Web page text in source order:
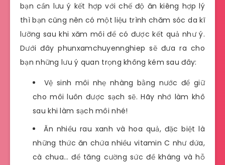
bạn cần lưu ý kết hợp với chế độ ăn kiêng hợp lý
thì bạn cũng nên có một liệu trình chăm sóc da kĩ
lưỡng sau khi xăm môi để có được kết quả như ý.
Dưới đây phunxamchuyennghiep sẽ đưa ra cho
bạn những lưu ý quan trọng không kém sau đây:
Vệ sinh môi nhẹ nhàng bằng nước để giữ
cho môi luôn được sạch sẽ. Hãy nhớ làm khô
sau khi làm sạch môi nhé!
Ăn nhiều rau xanh và hoa quả, đặc biệt là
những thức ăn chứa nhiều vitamin C như dứa,
cà chua… để tăng cường sức đề kháng và hỗ